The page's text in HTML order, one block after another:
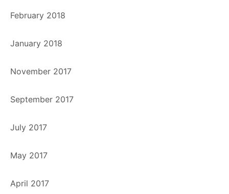
February 2018
January 2018
November 2017
September 2017
July 2017
May 2017
April 2017